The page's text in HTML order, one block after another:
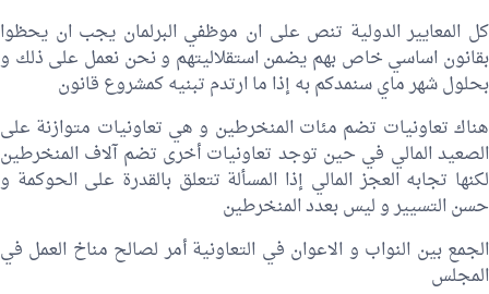
كل المعايير الدولية تنص على ان موظفي البرلمان يجب ان يحظوا
بقانون اساسي خاص بهم يضمن استقلاليتهم و نحن نعمل على ذلك و
بحلول شهر ماي سنمدكم به إذا ما ارتدم تبنيه كمشروع قانون
هناك تعاونيات تضم مئات المنخرطين و هي تعاونيات متوازنة على
الصعيد المالي في حين توجد تعاونيات أخرى تضم آلاف المنخرطين
لكنها تجابه العجز المالي إذا المسألة تتعلق بالقدرة على الحوكمة و
حسن التسيير و ليس بعدد المنخرطين
الجمع بين النواب و الاعوان في التعاونية أمر لصالح مناخ العمل في
المجلس